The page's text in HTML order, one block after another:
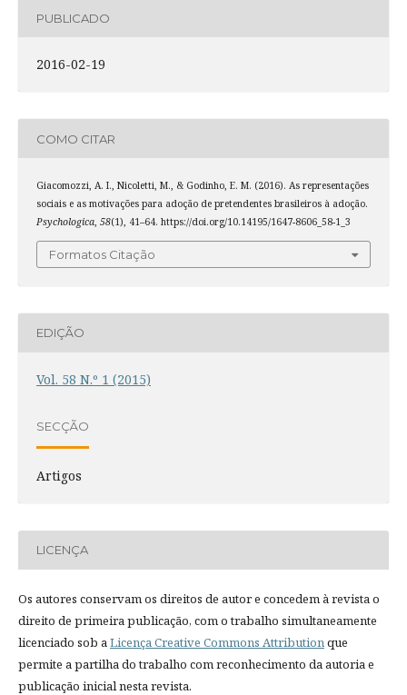
PUBLICADO
2016-02-19
COMO CITAR
Giacomozzi, A. I., Nicoletti, M., & Godinho, E. M. (2016). As representações
sociais e as motivações para adoção de pretendentes brasileiros à adoção.
Psychologica, 58(1), 41–64. https://doi.org/10.14195/1647-8606_58-1_3
Formatos Citação
EDIÇÃO
Vol. 58 N.º 1 (2015)
SECÇÃO
Artigos
LICENÇA
Os autores conservam os direitos de autor e concedem à revista o
direito de primeira publicação, com o trabalho simultaneamente
licenciado sob aLicença Creative Commons Attributionque
permite a partilha do trabalho com reconhecimento da autoria e
publicação inicial nesta revista.